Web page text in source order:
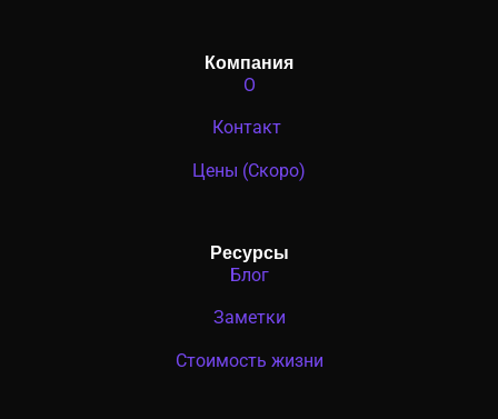
Компания
О
Контакт
Цены (Скоро)
Ресурсы
Блог
Заметки
Стоимость жизни